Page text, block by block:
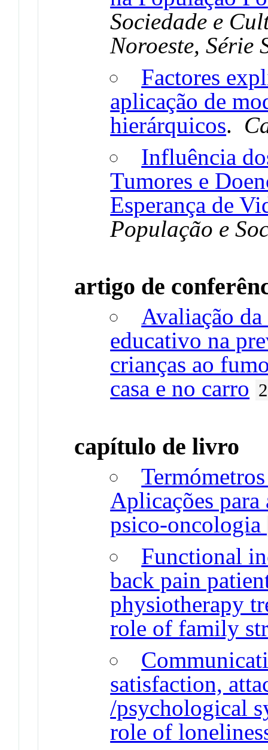
Sociedade e
Noroeste, Série
Factores
aplicação de
hierárquicos.
Influência
Tumores e
Esperança de
População e
artigo de
Avaliação
educativo na
crianças ao
casa e no carro
capítulo de livro
Aplicações para
psico-oncologia
Functional
back pain
physiotherapy
role of family
satisfaction,
/psychological
role of